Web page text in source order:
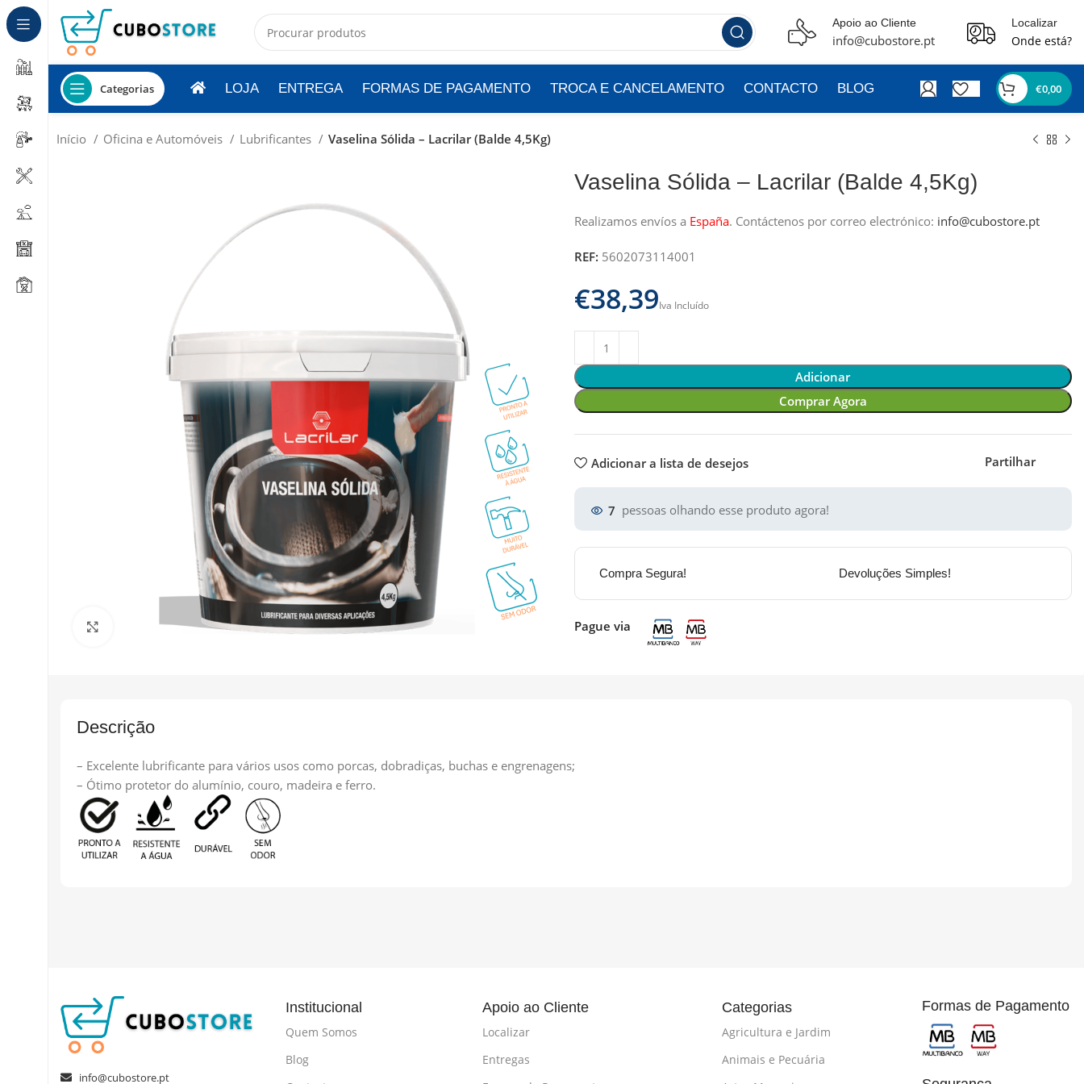
Apoio ao Cliente
info@cubostore.pt
Localizar
Onde está?
Categorias LOJA ENTREGA FORMAS DE PAGAMENTO TROCA E CANCELAMENTO CONTACTO BLOG €0,00
Início Oficina e Automóveis Lubrificantes Vaselina Sólida – Lacrilar (Balde 4,5Kg)
Clique para ampliar
Vaselina Sólida – Lacrilar (Balde 4,5Kg)
Realizamos envíos a España. Contáctenos por correo electrónico: info@cubostore.pt
REF: 5602073114001
€
Adicionar
Comprar Agora
Adicionar a lista de desejos Partilhar
7 pessoas olhando esse produto agora!
Compra Segura! Devoluções Simples!
Pague via
Descrição
– Excelente lubrificante para vários usos como porcas, dobradiças, buchas e engrenagens;
– Ótimo protetor do alumínio, couro, madeira e ferro.
info@cubostore.pt
Institucional
Quem Somos
Blog
Apoio ao Cliente
Localizar
Entregas
Categorias
Agricultura e Jardim
Animais e Pecuária
Formas de Pagamento